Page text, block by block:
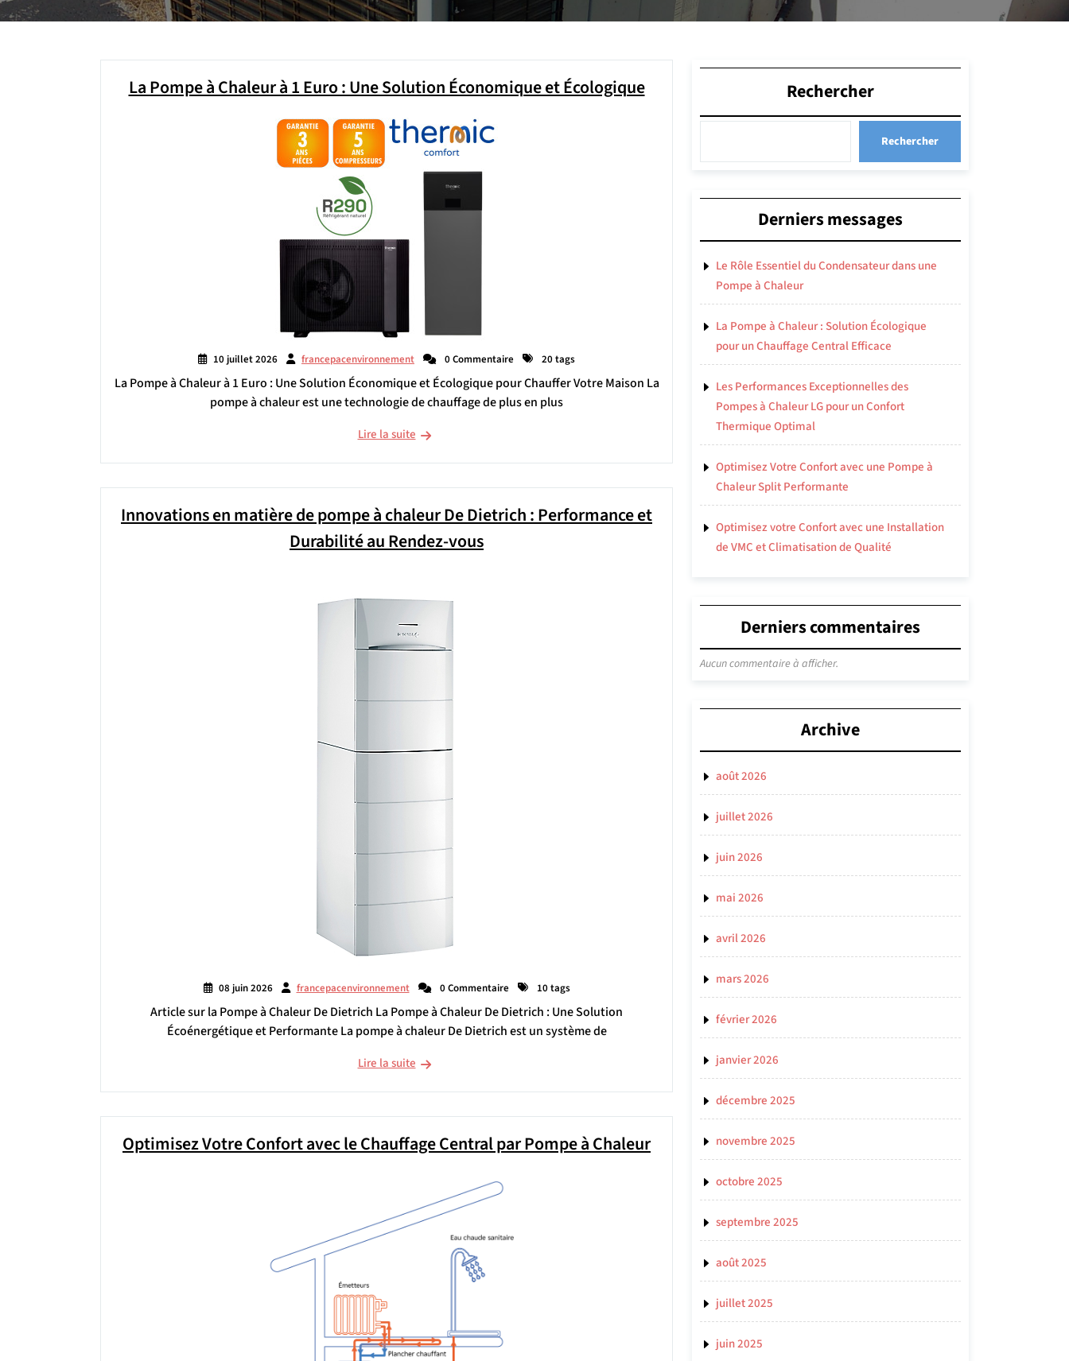
La Pompe à Chaleur à 1 Euro : Une Solution Économique et Écologique
10 juillet 2026 francepacenvironnement 0 Commentaire 20 tags
La Pompe à Chaleur à 1 Euro : Une Solution Économique et Écologique pour Chauffer Votre Maison La
pompe à chaleur est une technologie de chauffage de plus en plus
Lire la suite
Innovations en matière de pompe à chaleur De Dietrich : Performance et
Durabilité au Rendez-vous
08 juin 2026 francepacenvironnement 0 Commentaire 10 tags
Article sur la Pompe à Chaleur De Dietrich La Pompe à Chaleur De Dietrich : Une Solution
Écoénergétique et Performante La pompe à chaleur De Dietrich est un système de
Lire la suite
Optimisez Votre Confort avec le Chauffage Central par Pompe à Chaleur
Rechercher
Rechercher
Derniers messages
Le Rôle Essentiel du Condensateur dans une
Pompe à Chaleur
La Pompe à Chaleur : Solution Écologique
pour un Chauffage Central Efficace
Les Performances Exceptionnelles des
Pompes à Chaleur LG pour un Confort
Thermique Optimal
Optimisez Votre Confort avec une Pompe à
Chaleur Split Performante
Optimisez votre Confort avec une Installation
de VMC et Climatisation de Qualité
Derniers commentaires
Aucun commentaire à afficher.
Archive
août 2026
juillet 2026
juin 2026
mai 2026
avril 2026
mars 2026
février 2026
janvier 2026
décembre 2025
novembre 2025
octobre 2025
septembre 2025
août 2025
juillet 2025
juin 2025